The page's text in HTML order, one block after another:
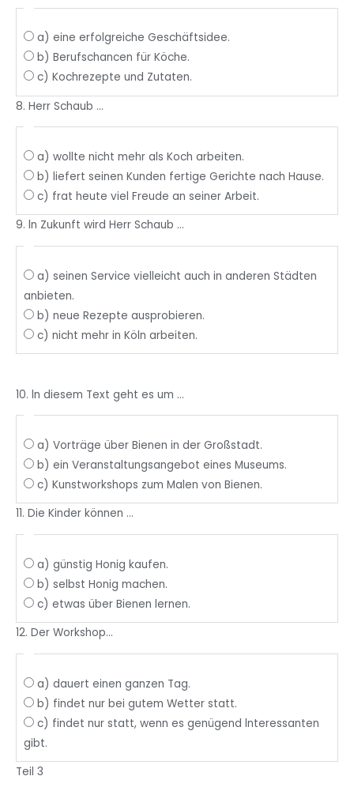
a) eine erfolgreiche Geschäftsidee.
b) Berufschancen für Köche.
c) Kochrezepte und Zutaten.
8. Herr Schaub ...
a) wollte nicht mehr als Koch arbeiten.
b) liefert seinen Kunden fertige Gerichte nach Hause.
c) frat heute viel Freude an seiner Arbeit.
9. ln Zukunft wird Herr Schaub ...
a) seinen Service vielleicht auch in anderen Städten
anbieten.
b) neue Rezepte ausprobieren.
c) nicht mehr in Köln arbeiten.
10. ln diesem Text geht es um ...
a) Vorträge über Bienen in der Großstadt.
b) ein Veranstaltungsangebot eines Museums.
c) Kunstworkshops zum Malen von Bienen.
11. Die Kinder können ...
a) günstig Honig kaufen.
b) selbst Honig machen.
c) etwas über Bienen lernen.
12. Der Workshop...
a) dauert einen ganzen Tag.
b) findet nur bei gutem Wetter statt.
c) findet nur statt, wenn es genügend lnteressanten
gibt.
Teil 3